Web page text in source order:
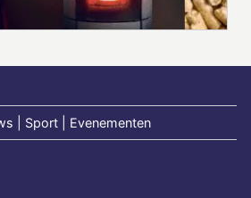
| Sport | Evenementen